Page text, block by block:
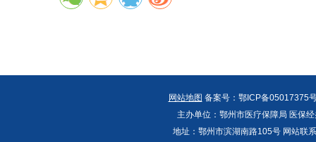
网站地图 备案号：鄂ICP备05017375
主办单位：鄂州市医疗保障局 医保
地址：鄂州市滨湖南路105号 网站